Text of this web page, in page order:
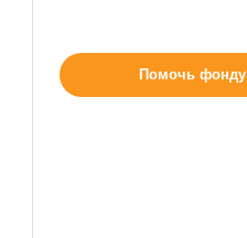
Помочь фонду